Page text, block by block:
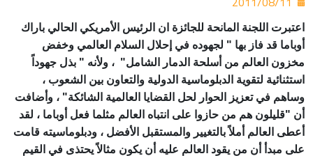
اعتبرت اللجنة المانحة للجائزة ان الرئيس الأمريكي الحالي باراك
أوباما قد فاز بها " لجهوده في إحلال السلام العالمي وخفض
مخزون العالم من أسلحة الدمار الشامل" ، ولأنه " بذل جهوداً
استثنائية لتقوية الدبلوماسية الدولية والتعاون بين الشعوب ،
وساهم في تعزيز الحوار لحل القضايا العالمية الشائكة" ، وأضافت
أن "قليلون هم من حازوا على انتباه العالم مثلما فعل أوباما ، لقد
أعطى العالم أملاً بالتغيير والمستقبل الأفضل ، ودبلوماسيته قامت
على مبدأ أن من يقود العالم عليه أن يكون مثالاً يحتذى في القيم